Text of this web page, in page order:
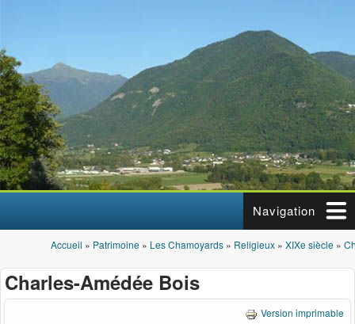
Navigation
Vous êtes ici
Accueil » Patrimoine » Les Chamoyards » Religieux » XIXe siècle »
Charles-Amédée Bois
Version imprimable